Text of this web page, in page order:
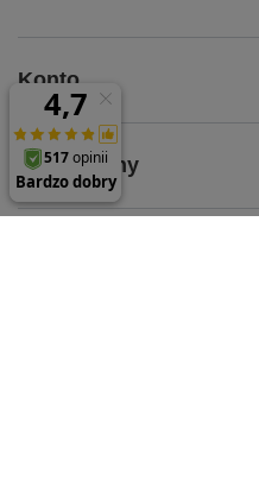
Konto
Regulaminy